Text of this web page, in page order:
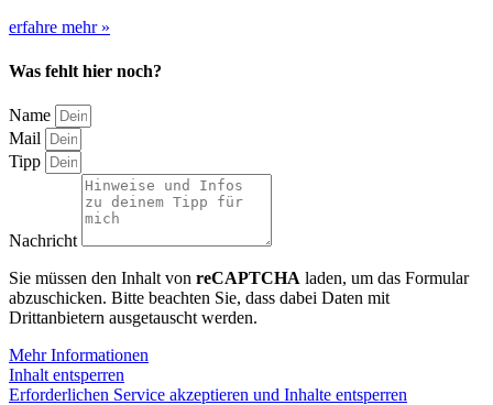
erfahre mehr »
Was fehlt hier noch?
Name
Mail
Tipp
Nachricht
Sie müssen den Inhalt von reCAPTCHA laden, um das Formular
abzuschicken. Bitte beachten Sie, dass dabei Daten mit
Drittanbietern ausgetauscht werden.
Mehr Informationen
Inhalt entsperren
Erforderlichen Service akzeptieren und Inhalte entsperren